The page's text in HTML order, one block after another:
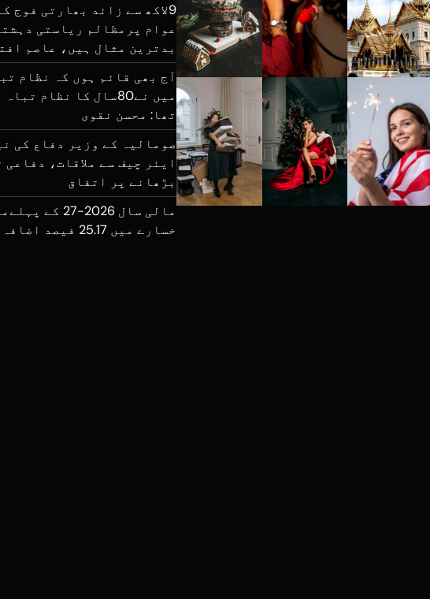
9لاکھ سے زائد بھارتی فوج
عوام پرمظالم ریاستی
بدترین مثال ہیں، عاصم
آج بھی قائم ہوں کہ نظام
میں نے80سال کا نظام
تھا: محسن نقوی
صومالیہ کے وزیر دفاع کی
ایئر چیف سے ملاقات، دفاعی
بڑھانے پر اتفاق
مالی سال 2026-
خسارے میں 25.17 فیصد اضافہ